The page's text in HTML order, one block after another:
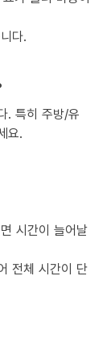
다.
. 특히 주방/유
요.
시간이 늘어날
전체 시간이 단